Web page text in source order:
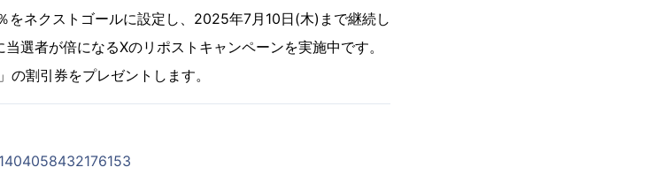
をネクストゴールに設定し、2025年7月10日(木)まで継続し
選者が倍になるXのリポストキャンペーンを実施中です。
割引券をプレゼントします。